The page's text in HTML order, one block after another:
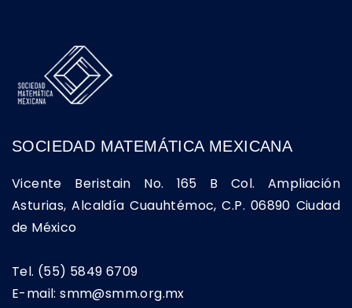
SOCIEDAD MATEMÁTICA MEXICANA
Vicente Beristain No. 165 B Col. Ampliación
Asturias, Alcaldía Cuauhtémoc, C.P. 06890 Ciudad
de México
Tel. (55) 5849 6709
E-mail: smm@smm.org.mx